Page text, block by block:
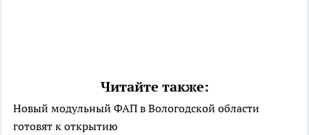
Читайте также:
Новый модульный ФАП в Вологодской области
готовят к открытию